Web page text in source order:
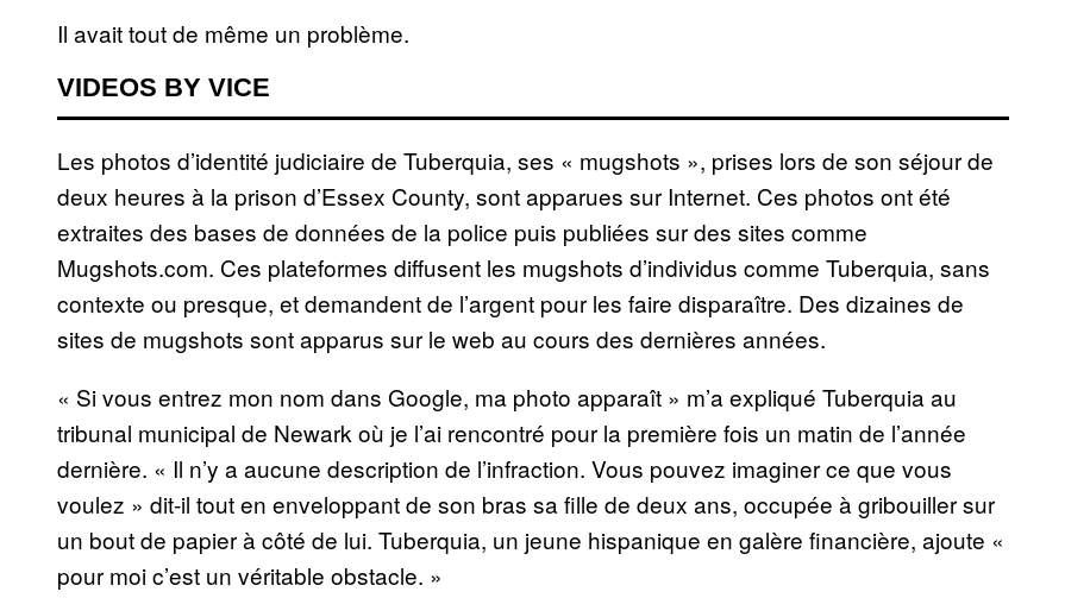
Il avait tout de même un problème.
VIDEOS BY VICE
Les photos d’identité judiciaire de Tuberquia, ses « mugshots », prises lors de son séjour de
deux heures à la prison d’Essex County, sont apparues sur Internet. Ces photos ont été
extraites des bases de données de la police puis publiées sur des sites comme
Mugshots.com. Ces plateformes diffusent les mugshots d’individus comme Tuberquia, sans
contexte ou presque, et demandent de l’argent pour les faire disparaître. Des dizaines de
sites de mugshots sont apparus sur le web au cours des dernières années.
« Si vous entrez mon nom dans Google, ma photo apparaît » m’a expliqué Tuberquia au
tribunal municipal de Newark où je l’ai rencontré pour la première fois un matin de l’année
dernière. « Il n’y a aucune description de l’infraction. Vous pouvez imaginer ce que vous
voulez » dit-il tout en enveloppant de son bras sa fille de deux ans, occupée à gribouiller sur
un bout de papier à côté de lui. Tuberquia, un jeune hispanique en galère financière, ajoute «
pour moi c’est un véritable obstacle. »